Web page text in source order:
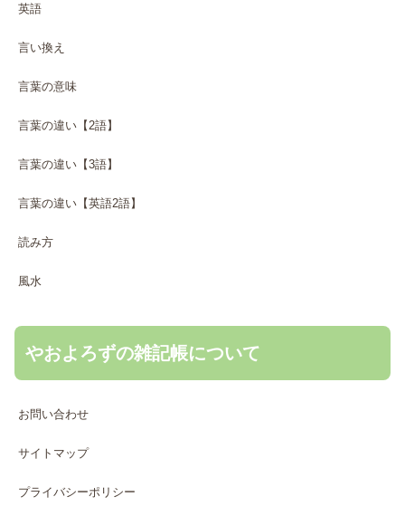
英語
言い換え
言葉の意味
言葉の違い【2語】
言葉の違い【3語】
言葉の違い【英語2語】
読み方
風水
やおよろずの雑記帳について
お問い合わせ
サイトマップ
プライバシーポリシー